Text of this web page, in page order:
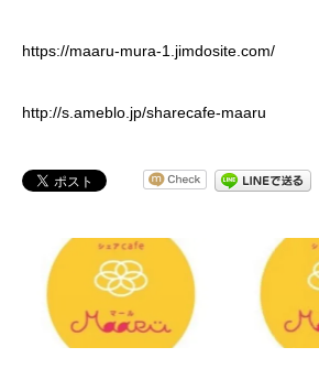
https://maaru-mura-1.jimdosite.com/
http://s.ameblo.jp/sharecafe-maaru